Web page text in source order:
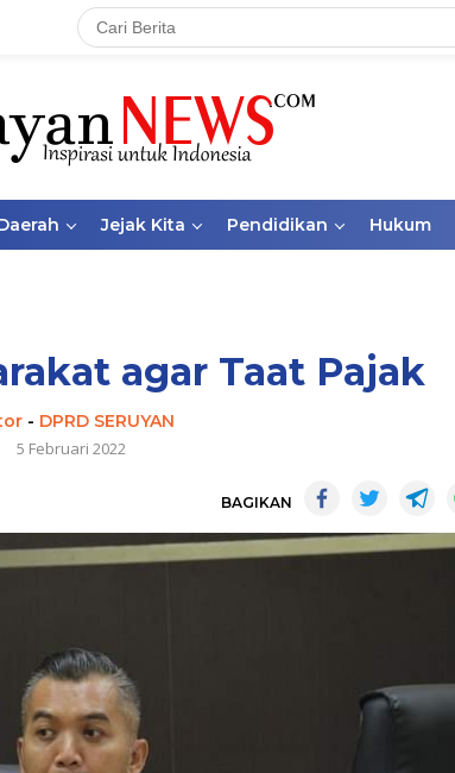
Jejak Kita Pendidikan Hukum
agar Taat Pajak
- DPRD SERUYAN
5 Februari 2022
BAGIKAN